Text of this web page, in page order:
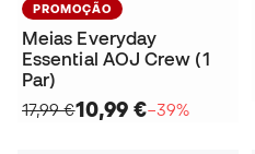
PROMOÇÃO
Meias Everyday
Essential AOJ Crew (1
Par)
17,99 €10,99 €−39%